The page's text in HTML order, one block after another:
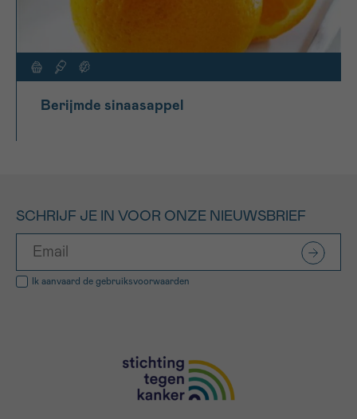
Berijmde sinaasappel
SCHRIJF JE IN VOOR ONZE NIEUWSBRIEF
Ik aanvaard de gebruiksvoorwaarden